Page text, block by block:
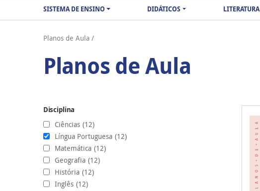
SISTEMA DE ENSINO DIDÁTICOS LITERATURA
Planos de Aula /
Planos de Aula
Disciplina
Ciências (12)
Língua Portuguesa (12)
Matemática (12)
Geografia (12)
História (12)
Inglês (12)